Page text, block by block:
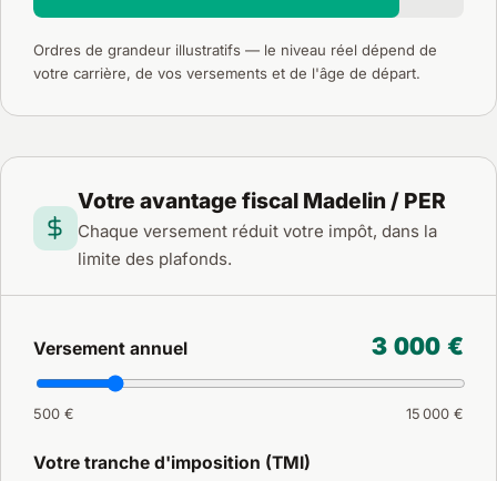
Ordres de grandeur illustratifs — le niveau réel dépend de
votre carrière, de vos versements et de l'âge de départ.
Votre avantage fiscal Madelin / PER
Chaque versement réduit votre impôt, dans la
limite des plafonds.
Versement annuel 3 000 €
500 € 15 000 €
Votre tranche d'imposition (TMI)